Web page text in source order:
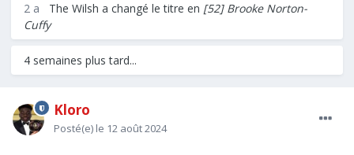
2 a The Wilsh a changé le titre en [52] Brooke Norton-
Cuffy
4 semaines plus tard...
Kloro
Posté(e) le 12 août 2024